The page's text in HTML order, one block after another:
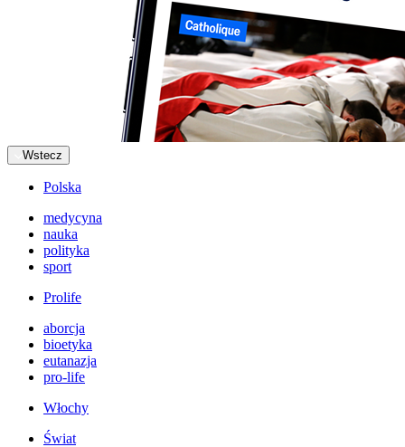
Wstecz
Polska
medycyna
nauka
polityka
sport
Prolife
aborcja
bioetyka
eutanazja
pro-life
Włochy
Świat